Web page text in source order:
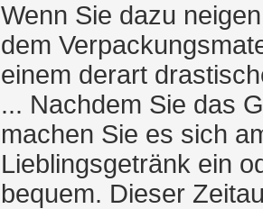
Wenn Sie dazu
dem
einem derart
... Nachdem Sie das
machen Sie es sich
Lieblingsgetränk ein
bequem. Dieser